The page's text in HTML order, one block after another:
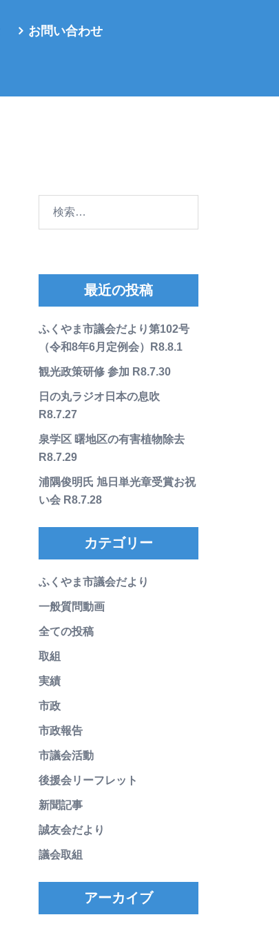
お問い合わせ
最近の投稿
ふくやま市議会だより第102号
（令和8年6月定例会）R8.8.1
観光政策研修 参加 R8.7.30
日の丸ラジオ日本の息吹
R8.7.27
泉学区 曙地区の有害植物除去
R8.7.29
浦隅俊明氏 旭日単光章受賞お祝
い会 R8.7.28
カテゴリー
ふくやま市議会だより
一般質問動画
全ての投稿
取組
実績
市政
市政報告
市議会活動
後援会リーフレット
新聞記事
誠友会だより
議会取組
アーカイブ